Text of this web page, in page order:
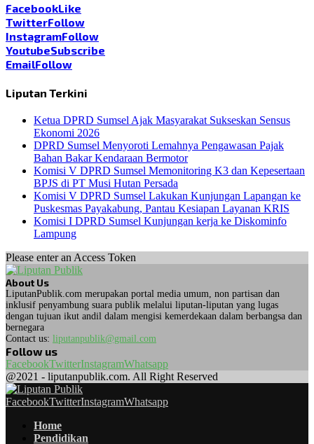
FacebookLike
TwitterFollow
InstagramFollow
YoutubeSubscribe
EmailFollow
Liputan Terkini
Ketua DPRD Sumsel Ajak Masyarakat Sukseskan Sensus
Ekonomi 2026
DPRD Sumsel Menyoroti Lemahnya Pengawasan Pajak
Bahan Bakar Kendaraan Bermotor
Komisi V DPRD Sumsel Memonitoring K3 dan Kepesertaan
BPJS di PT Musi Hutan Persada
Komisi V DPRD Sumsel Lakukan Kunjungan Lapangan ke
Puskesmas Payakabung, Pantau Kesiapan Layanan KRIS
Komisi I DPRD Sumsel Kunjungan kerja ke Diskominfo
Lampung
Please enter an Access Token
About Us
LiputanPublik.com merupakan portal media umum, non partisan dan
inklusif penyambung suara publik melalui liputan-liputan yang lugas
dengan tujuan ikut andil dalam mengisi kemerdekaan dalam berbangsa dan
bernegara
Contact us: liputanpublik@gmail.com
Follow us
FacebookTwitterInstagramWhatsapp
@2021 - liputanpublik.com. All Right Reserved
FacebookTwitterInstagramWhatsapp
Home
Pendidikan